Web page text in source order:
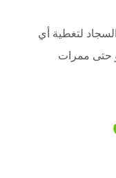
لتغطية أي
حتى ممرات